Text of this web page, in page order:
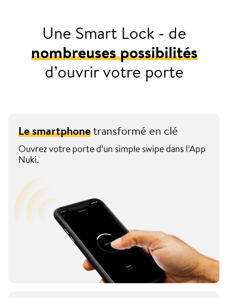
Une Smart Lock - de
nombreuses possibilités
d’ouvrir votre porte
Le smartphonetransformé en clé
Ouvrez votre porte d’un simple swipe dans l’App
Nuki.